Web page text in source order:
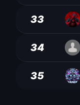
33
34
35